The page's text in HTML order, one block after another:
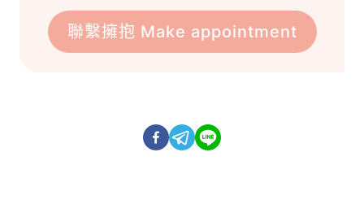
聯繫擁抱 Make appointment